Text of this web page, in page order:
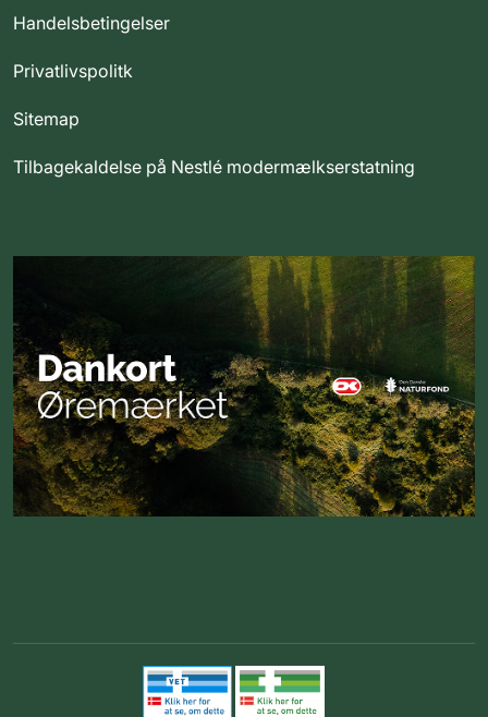
Handelsbetingelser
Privatlivspolitk
Sitemap
Tilbagekaldelse på Nestlé modermælkserstatning